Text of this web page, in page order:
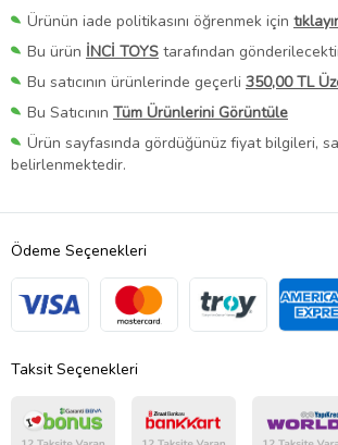
Ürünün iade politikasını öğrenmek için
Bu ürün İNCİ TOYS tarafından
Bu satıcının ürünlerinde geçerli 350,00 TL
Bu Satıcının Tüm Ürünlerini Görüntüle
Ürün sayfasında gördüğünüz fiyat bilgileri,
belirlenmektedir.
Ödeme Seçenekleri
Taksit Seçenekleri